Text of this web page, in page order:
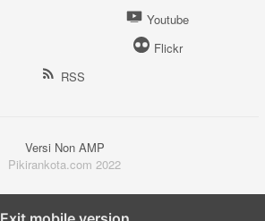
Youtube
Flickr
RSS
Versi Non AMP
Pikirankota.com 2022